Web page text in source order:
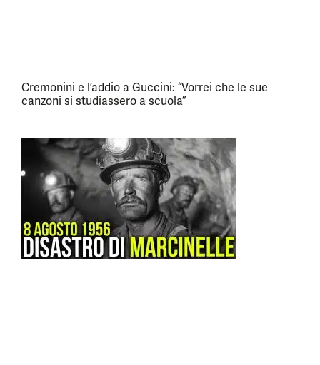
Cremonini e l’addio a Guccini: “Vorrei che le sue
canzoni si studiassero a scuola”